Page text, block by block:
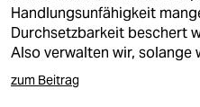
Handlungsunfähigkeit
Durchsetzbarkeit beschert
Also verwalten wir, solange
zum Beitrag